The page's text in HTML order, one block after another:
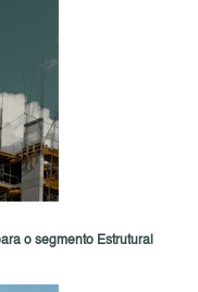
o segmento Estrutural